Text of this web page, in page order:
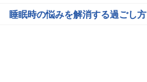
睡眠時の悩みを解消する過ごし方